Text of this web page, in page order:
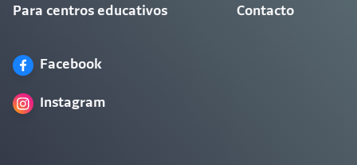
Para centros educativos Contacto
Facebook
Instagram